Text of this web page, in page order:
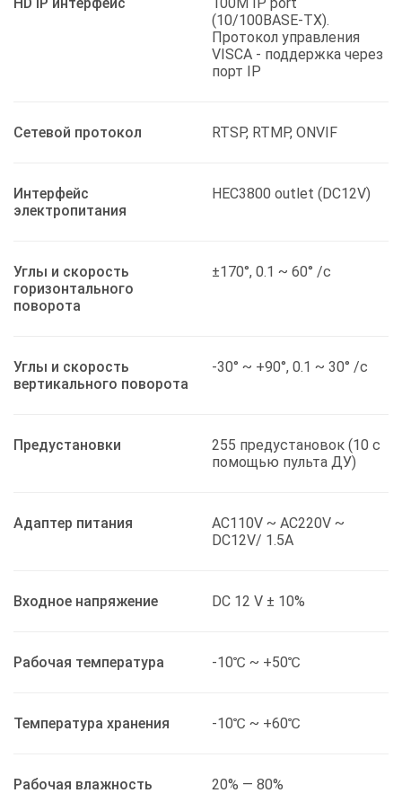
(10/100BASE-TX).
Протокол управления
VISCA - поддержка через
порт IP
Сетевой протокол RTSP, RTMP, ONVIF
Интерфейс
электропитания
HEC3800 outlet (DC12V)
Углы и скорость
горизонтального
поворота
±170°, 0.1 ~ 60° /с
Углы и скорость
вертикального поворота
-30° ~ +90°, 0.1 ~ 30° /с
Предустановки
255 предустановок (10 c
помощью пульта ДУ)
Адаптер питания
AC110V ~ AC220V ~
DC12V/ 1.5A
Входное напряжение DC 12 V ± 10%
Рабочая температура -10℃ ~ +50℃
Температура хранения -10℃ ~ +60℃
Рабочая влажность 20% — 80%